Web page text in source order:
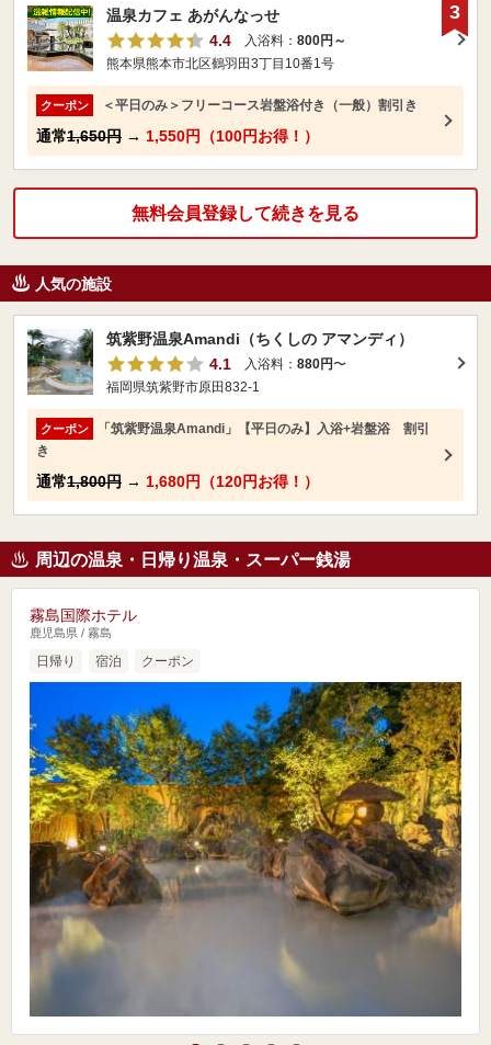
温泉カフェ あがんなっせ
4.4
入浴料： 800円～
熊本県熊本市北区鶴羽田3丁目10番1号
クーポン ＜平日のみ＞フリーコース岩盤浴付き（一般）割引き
通常1,650円 → 1,550円（100円お得！）
3
無料会員登録して続きを見る
人気の施設
筑紫野温泉Amandi（ちくしの アマンディ）
4.1
入浴料： 880円〜
福岡県筑紫野市原田832-1
クーポン
「筑紫野温泉Amandi」【平日のみ】入浴+岩盤浴 割引
き
通常1,800円 → 1,680円（120円お得！）
周辺の温泉・日帰り温泉・スーパー銭湯
霧島国際ホテル
鹿児島県 / 霧島
日帰り 宿泊 クーポン